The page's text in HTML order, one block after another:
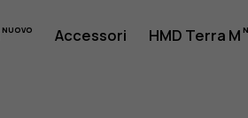
Accessori HMD Terra M